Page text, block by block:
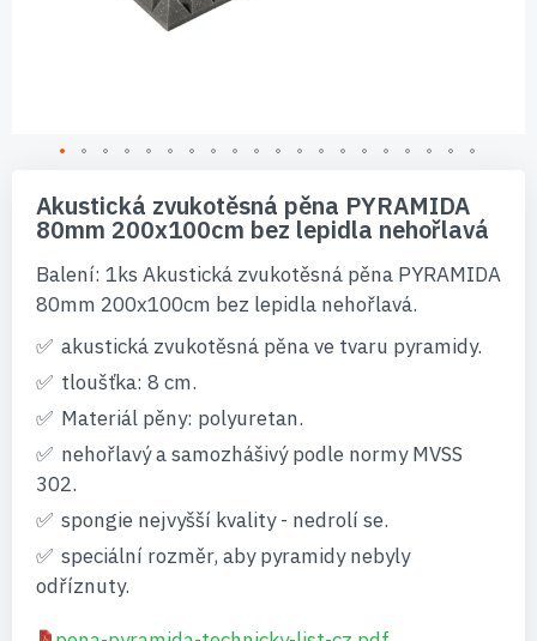
začátek
galerie
obrázky
Akustická zvukotěsná pěna PYRAMIDA
80mm 200x100cm bez lepidla nehořlavá
Balení: 1ks Akustická zvukotěsná pěna PYRAMIDA
80mm 200x100cm bez lepidla nehořlavá.
akustická zvukotěsná pěna ve tvaru pyramidy.
tloušťka: 8 cm.
Materiál pěny: polyuretan.
nehořlavý a samozhášivý podle normy MVSS
302.
spongie nejvyšší kvality - nedrolí se.
speciální rozměr, aby pyramidy nebyly
odříznuty.